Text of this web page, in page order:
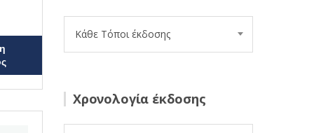
Κάθε Τόποι έκδοσης
Χρονολογία έκδοσης